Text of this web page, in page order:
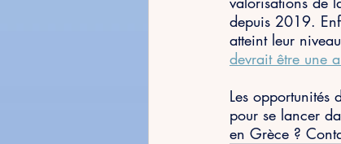
depuis 2019.
atteint leur
devrait être une
Les opportunités
pour se lancer
en Grèce ?